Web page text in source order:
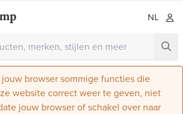
NL
browser sommige functies die
website correct weer te geven, niet
jouw browser of schakel over naar